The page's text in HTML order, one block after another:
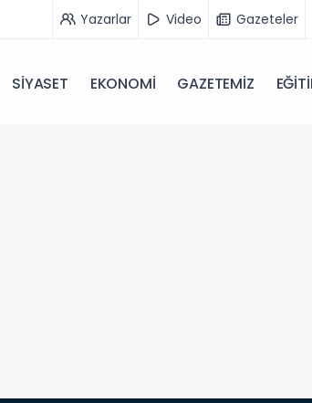
Yazarlar Video Gazeteler
SİYASET EKONOMİ GAZETEMİZ